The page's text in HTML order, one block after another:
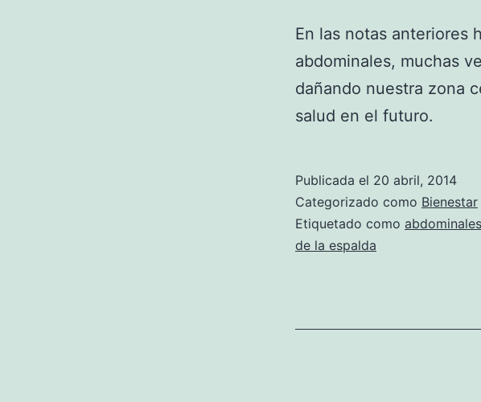
En las notas anteriores
abdominales, muchas
dañando nuestra zona
salud en el futuro.
Publicada el 20 abril, 2014
Categorizado como Bienestar
Etiquetado como abdominales
de la espalda